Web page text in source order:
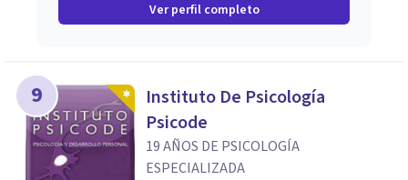
Ver perfil completo
9
Instituto De Psicología
Psicode
19 AÑOS DE PSICOLOGÍA
ESPECIALIZADA